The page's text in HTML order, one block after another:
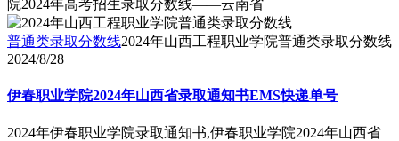
院2024年高考招生录取分数线——云南省
普通类录取分数线2024年山西工程职业学院普通类录取分数线
2024/8/28
伊春职业学院2024年山西省录取通知书EMS快递单号
2024年伊春职业学院录取通知书,伊春职业学院2024年山西省